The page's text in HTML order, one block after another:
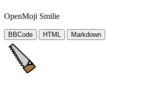
OpenMoji Smilie
BBCode HTML Markdown